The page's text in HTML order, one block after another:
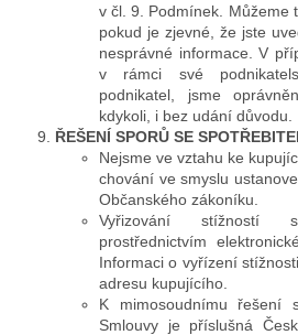
v čl. 9. Podmínek. Můžeme
pokud je zjevné, že jste
nesprávné informace. V
v rámci své
podnikatel, jsme
kdykoli, i bez udání důvodu.
ŘEŠENÍ SPORŮ SE
Nejsme ve vztahu ke
chování ve smyslu
Občanského zákoníku.
Vyřizování stížností
prostřednictvím
Informaci o vyřízení
adresu kupujícího.
K mimosoudnímu řešení
Smlouvy je příslušná